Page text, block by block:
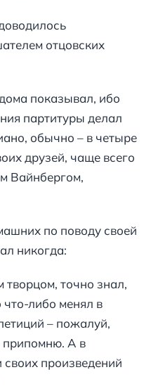
отцовских
показывал, ибо
партитуры делал
обычно – в четыре
друзей, чаще всего
Вайнбергом,
по поводу своей
никогда:
точно знал,
что-либо менял в
– пожалуй,
припомню. А в
произведений